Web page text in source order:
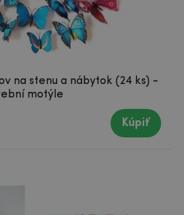
na stenu a nábytok (24 ks) -
motýle
Kúpiť